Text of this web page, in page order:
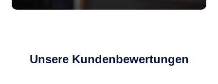
Unsere Kundenbewertungen